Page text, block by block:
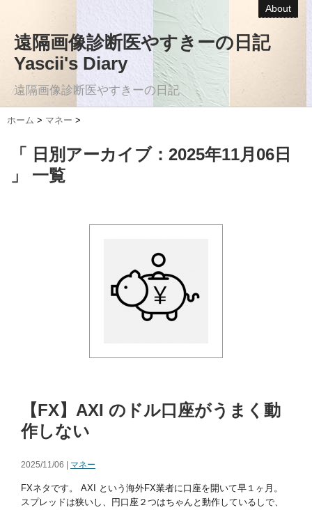
About
遠隔画像診断医やすきーの日記
Yascii's Diary
遠隔画像診断医やすきーの日記
ホーム > マネー >
「 日別アーカイブ：2025年11月06日
」 一覧
【FX】AXI のドル口座がうまく動
作しない
2025/11/06 | マネー
FXネタです。 AXI という海外FX業者に口座を開いて早１ヶ月。
スプレッドは狭いし、円口座２つはちゃんと動作しているしで、